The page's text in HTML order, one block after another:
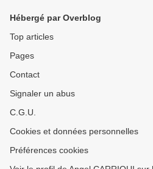
Hébergé par Overblog
Top articles
Pages
Contact
Signaler un abus
C.G.U.
Cookies et données personnelles
Préférences cookies